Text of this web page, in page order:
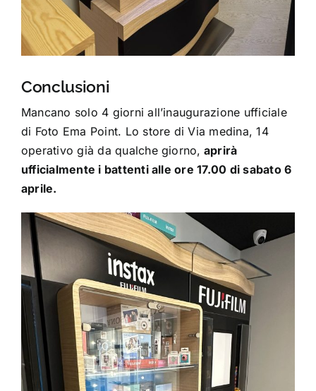
Conclusioni
Mancano solo 4 giorni all’inaugurazione ufficiale
di Foto Ema Point. Lo store di Via medina, 14
operativo già da qualche giorno, aprirà
ufficialmente i battenti alle ore 17.00 di sabato 6
aprile.